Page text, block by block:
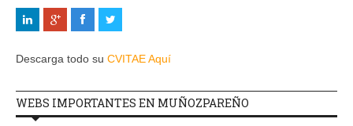
Descarga todo su CVITAE Aquí
WEBS IMPORTANTES EN MUÑOZPAREÑO